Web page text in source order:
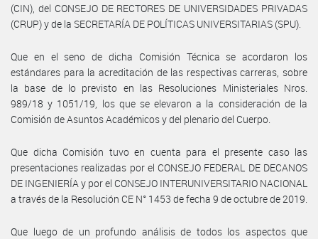
(CIN), del CONSEJO DE RECTORES DE UNIVERSIDADES PRIVADAS
(CRUP) y de la SECRETARÍA DE POLÍTICAS UNIVERSITARIAS (SPU).
Que en el seno de dicha Comisión Técnica se acordaron los
estándares para la acreditación de las respectivas carreras, sobre
la base de lo previsto en las Resoluciones Ministeriales Nros.
989/18 y 1051/19, los que se elevaron a la consideración de la
Comisión de Asuntos Académicos y del plenario del Cuerpo.
Que dicha Comisión tuvo en cuenta para el presente caso las
presentaciones realizadas por el CONSEJO FEDERAL DE DECANOS
DE INGENIERÍA y por el CONSEJO INTERUNIVERSITARIO NACIONAL
a través de la Resolución CE N° 1453 de fecha 9 de octubre de 2019.
Que luego de un profundo análisis de todos los aspectos que